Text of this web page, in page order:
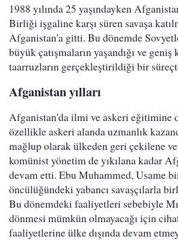
1988 yılında 25 yaşındayken
Birliği işgaline karşı süren savaşa
Afganistan'a gitti. Bu dönemde
büyük çatışmaların yaşandığı ve geniş
taarruzların gerçekleştirildiği bir
Afganistan yılları
Afganistan'da ilmi ve askeri eğitimine
özellikle askeri alanda uzmanlık
mağlup olarak ülkeden geri çekilene
komünist yönetim de yıkılana kadar
devam etti. Ebu Muhammed, Usame
öncülüğündeki yabancı savaşçılarla
Bu dönemdeki faaliyetleri sebebiyle
dönmesi mümkün olmayacağı için
faaliyetlerine ülke dışında devam